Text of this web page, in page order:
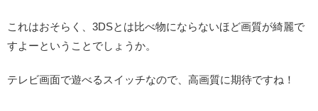
これはおそらく、3DSとは比べ物にならないほど画質が綺麗で
すよーということでしょうか。
テレビ画面で遊べるスイッチなので、高画質に期待ですね！